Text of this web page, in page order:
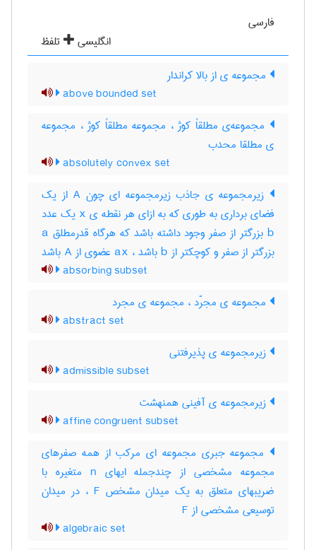
فارسی
انگلیسی
تلفظ
مجموعه ی از بالا کراندار
above bounded set
مجموعه‌ی مطلقاً کوژ ، مجموعه مطلقاً کوژ ، مجموعه
ی مطلقا محدب
absolutely convex set
زیرمجموعه ی جاذب زیرمجموعه ای چون A از یک
فضای برداری به طوری که به ازای هر نقطه ی x یک عدد
b بزرگتر از صفر وجود داشته باشد که هرگاه قدرمطلق a
بزرگتر از صفر و کوچکتر از b باشد ، ax عضوی از A باشد
absorbing subset
مجموعه ی مجرّد ، مجموعه ی مجرد
abstract set
زیرمجموعه ی پذیرفتنی
admissible subset
زیرمجموعه ی آفینی همنهشت
affine congruent subset
مجموعه جبری مجموعه ای مرکب از همه صفرهای
مجموعه مشخصی از چندجمله ایهای n متغیره با
ضریبهای متعلق به یک میدان مشخص F ، در میدان
توسیعی مشخصی از F
algebraic set